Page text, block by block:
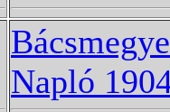
Napló